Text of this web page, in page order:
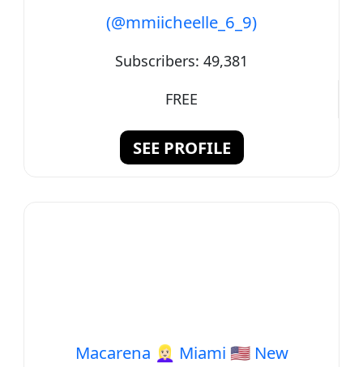
(@mmiicheelle_6_9)
Subscribers: 49,381
SEE PROFILE
FREE
Macarena 👱🏻‍♀️ Miami 🇺🇸 New